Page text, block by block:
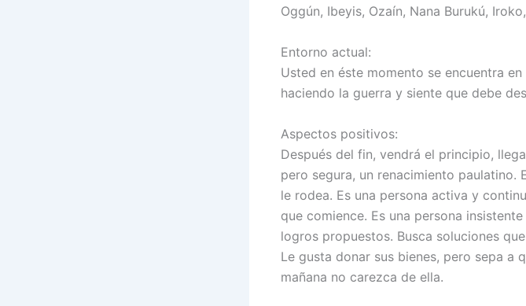
Oggún, Ibeyis, Ozaín, Nana Burukú,
Entorno actual:
Usted en éste momento se encuentra
haciendo la guerra y siente que debe
Aspectos positivos:
Después del fin, vendrá el principio,
pero segura, un renacimiento paulatino.
le rodea. Es una persona activa y
que comience. Es una persona
logros propuestos. Busca soluciones
Le gusta donar sus bienes, pero sepa a
mañana no carezca de ella.